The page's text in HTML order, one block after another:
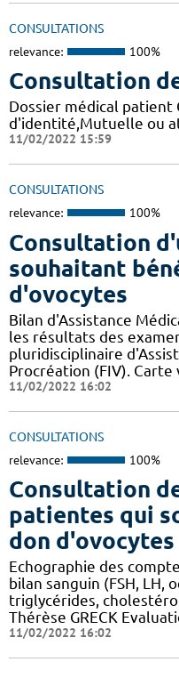
CONSULTATIONS
relevance: 100%
Consultation
Dossier médical patient
d'identité,Mutuelle ou
11/02/2022 15:59
CONSULTATIONS
relevance: 100%
Consultation
souhaitant
d'ovocytes
Bilan d'Assistance
les résultats des
pluridisciplinaire
Procréation (FIV).
11/02/2022 16:02
CONSULTATIONS
relevance: 100%
Consultation
patientes qui
don d'ovocytes
Echographie des
bilan sanguin (FSH, LH,
triglycérides,
Thérèse GRECK
11/02/2022 16:02